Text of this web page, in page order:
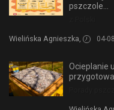
pszczole...
Wielińska Agnieszka, 04-
Ocieplanie